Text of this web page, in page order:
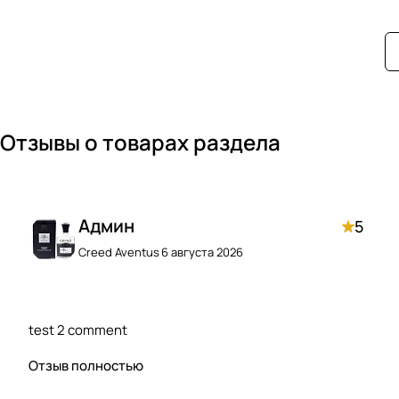
Отзывы о товарах раздела
Админ 5
Creed Aventus6 августа 2026
test 2 comment
Отзыв полностью